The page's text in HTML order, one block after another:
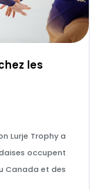
les
Lurje Trophy a
occupent
Canada et des